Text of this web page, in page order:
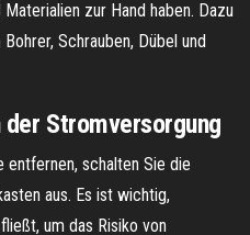
zur Hand haben. Dazu
Schrauben, Dübel und
Stromversorgung
schalten Sie die
aus. Es ist wichtig,
um das Risiko von